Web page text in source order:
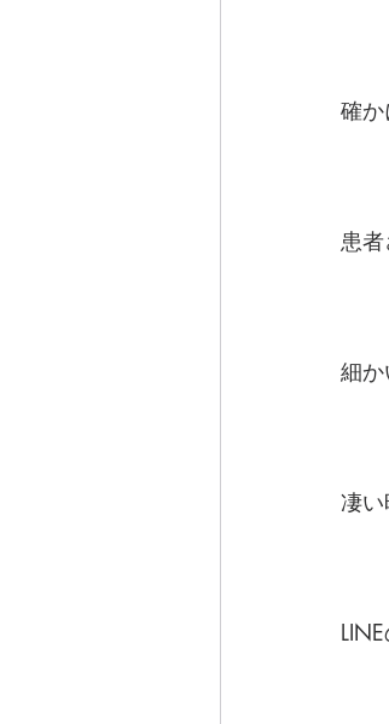
確
患
細か
凄